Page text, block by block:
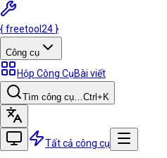
{freetool 24 }
Công cụ
Hộp Công CụBài viết
Tìm công cụ…Ctrl +K
Tất cả công cụ